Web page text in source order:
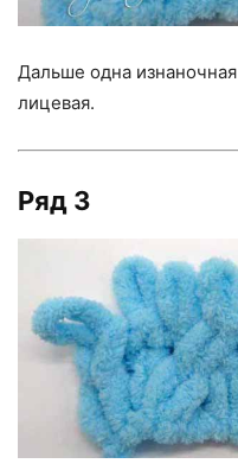
Дальше одна
лицевая.
Ряд 3